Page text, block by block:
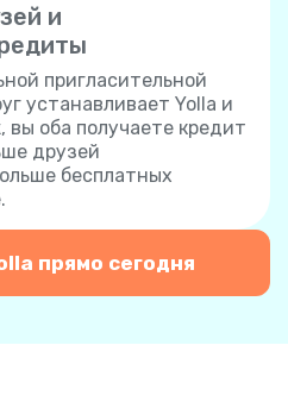
и
пригласительной
устанавливает Yolla и
оба получаете кредит
друзей
бесплатных
прямо сегодня